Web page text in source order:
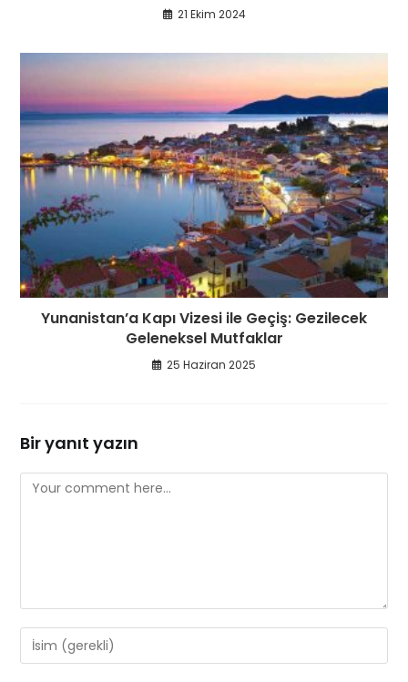
21 Ekim 2024
Yunanistan’a Kapı Vizesi ile Geçiş: Gezilecek
Geleneksel Mutfaklar
25 Haziran 2025
Bir yanıt yazın
Comment
Enter
your